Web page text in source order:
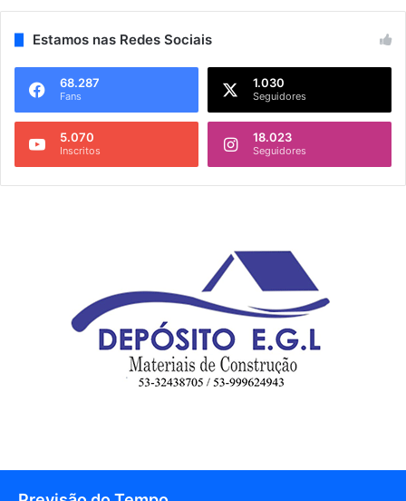
Estamos nas Redes Sociais
68.287
Fans
1.030
Seguidores
5.070
Inscritos
18.023
Seguidores